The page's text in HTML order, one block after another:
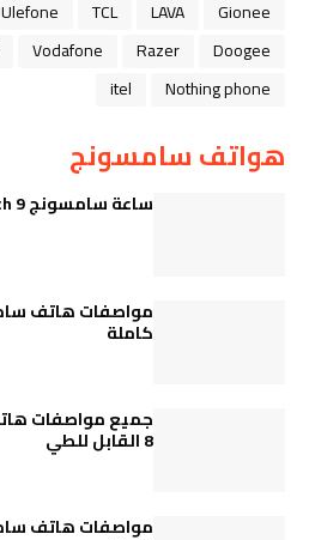
Gionee
LAVA
TCL
Ulefone
Doogee
Razer
Vodafone
Nothing phone
itel
هواتف سامسونج
ساعة سامسونج Galaxy Watch 9 الذكية
كاملة
8 القابل للطي